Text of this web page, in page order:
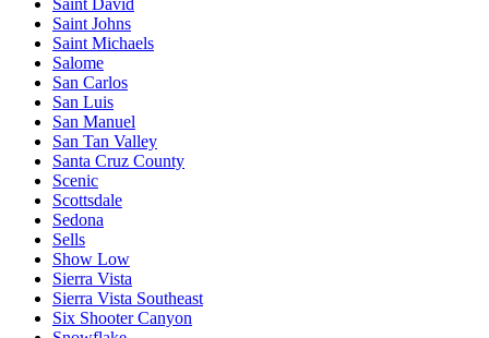
Saint Johns
Saint Michaels
Salome
San Carlos
San Luis
San Manuel
San Tan Valley
Santa Cruz County
Scenic
Scottsdale
Sedona
Sells
Show Low
Sierra Vista
Sierra Vista Southeast
Six Shooter Canyon